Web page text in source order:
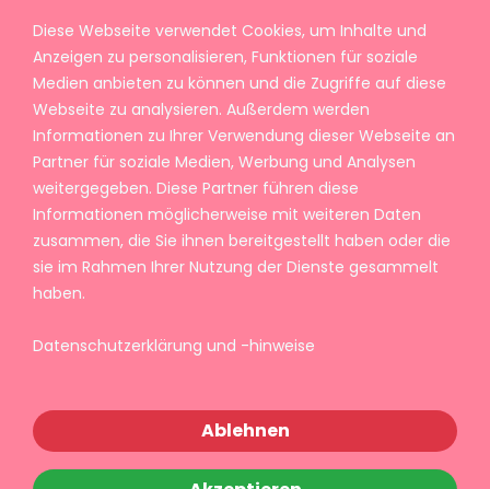
Diese Webseite verwendet Cookies, um Inhalte und
Anzeigen zu personalisieren, Funktionen für soziale
Medien anbieten zu können und die Zugriffe auf diese
Webseite zu analysieren. Außerdem werden
Informationen zu Ihrer Verwendung dieser Webseite an
Partner für soziale Medien, Werbung und Analysen
weitergegeben. Diese Partner führen diese
Informationen möglicherweise mit weiteren Daten
zusammen, die Sie ihnen bereitgestellt haben oder die
sie im Rahmen Ihrer Nutzung der Dienste gesammelt
haben.
Datenschutzerklärung und -hinweise
Ablehnen